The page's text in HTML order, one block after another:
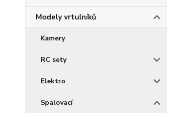
Modely vrtulníků
Kamery
RC sety
Elektro
Spalovací